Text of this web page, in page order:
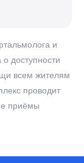
и
доступности
всем жителям
проводит
приёмы